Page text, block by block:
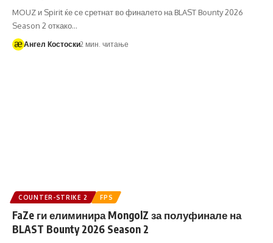
MOUZ и Spirit ќе се сретнат во финалето на BLAST Bounty 2026
Season 2 откако…
Ангел Костоски2 мин. читање
COUNTER-STRIKE 2 FPS
FaZe ги елиминира MongolZ за полуфинале на
BLAST Bounty 2026 Season 2